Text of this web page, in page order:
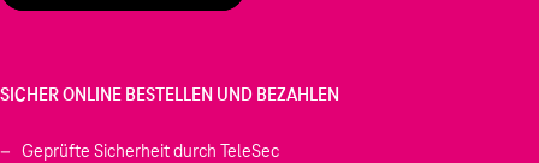
SICHER ONLINE BESTELLEN UND BEZAHLEN
Geprüfte Sicherheit durch TeleSec